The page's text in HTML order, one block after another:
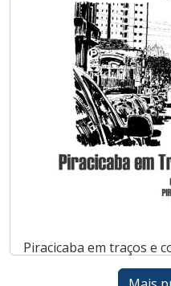
Piracicaba em traços e